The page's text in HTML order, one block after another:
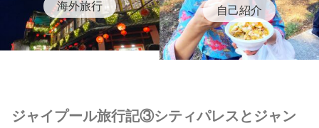
海外旅行 自己紹介
ジャイプール旅行記③シティパレスとジャン